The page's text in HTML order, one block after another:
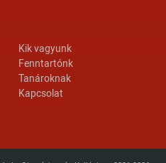
Footer menu
Kik vagyunk
Fenntartónk
Tanároknak
Kapcsolat